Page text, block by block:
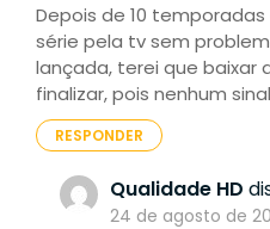
Depois de 10
série pela tv sem
lançada, terei que baixar
finalizar, pois nenhum
RESPONDER
Qualidade HD
24 de agosto de